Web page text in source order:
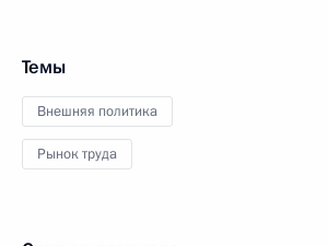
Темы
Внешняя политика
Рынок труда